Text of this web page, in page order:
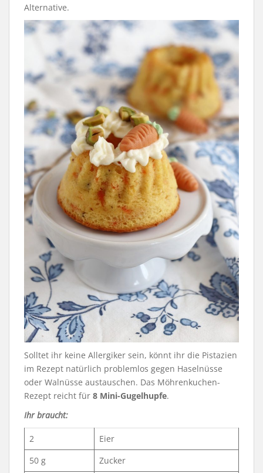
Alternative.
Solltet ihr keine Allergiker sein, könnt ihr die Pistazien
im Rezept natürlich problemlos gegen Haselnüsse
oder Walnüsse austauschen. Das Möhrenkuchen-
Rezept reicht für 8 Mini-Gugelhupfe.
Ihr braucht:
2
Eier
50 g
Zucker